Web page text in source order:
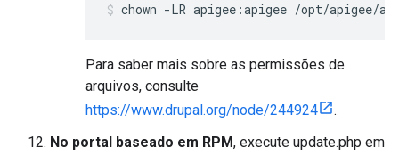
chown -LR apigee:apigee /opt/apigee/
Para saber mais sobre as permissões de
arquivos, consulte
https://www.drupal.org/node/244924
.
No portal baseado em RPM, execute update.php em